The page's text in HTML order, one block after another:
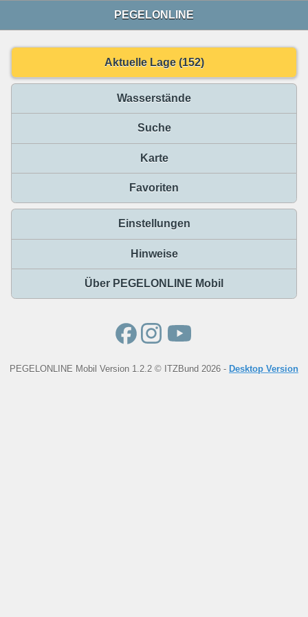
PEGELONLINE
Aktuelle Lage (152)
Wasserstände
Suche
Karte
Favoriten
Einstellungen
Hinweise
Über PEGELONLINE Mobil
PEGELONLINE Mobil Version 1.2.2 © ITZBund 2026 - Desktop Version